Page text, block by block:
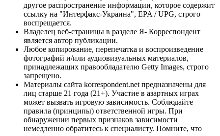
другое распространение информации, которое содержит
ссылку на "Интерфакс-Украина", EPA / UPG, строго
воспрещается.
Владелец веб-страницы в разделе Я- Корреспондент
является автор публикации.
Любое копирование, перепечатка и воспроизведение
фотографий и/или аудиовизуальных материалов,
принадлежащих правообладателю Getty Images, строго
запрещено.
Материалы сайта korrespondent.net предназначены для
лиц старше 21 года (21+). Участие в азартных играх
может вызвать игровую зависимость. Соблюдайте
правила (принципы) ответственной игры. При
обнаружении первых признаков зависимости
немедленно обратитесь к специалисту. Помните, что